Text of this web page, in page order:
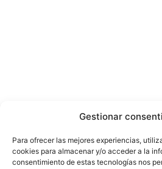
Gestionar
Para ofrecer las mejores experiencias,
cookies para almacenar y/o acceder a la
consentimiento de estas tecnologías nos